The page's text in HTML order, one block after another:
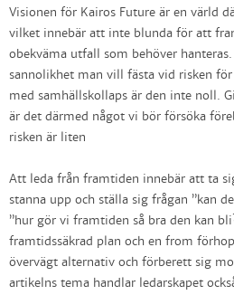
Visionen för Kairos Future är en värld
vilket innebär att inte blunda för att
obekväma utfall som behöver
sannolikhet man vill fästa vid risken
med samhällskollaps är den inte noll.
är det därmed något vi bör försöka
risken är liten
Att leda från framtiden innebär att ta
stanna upp och ställa sig frågan ”kan
”hur gör vi framtiden så bra den kan
framtidssäkrad plan och en from
övervägt alternativ och förberett sig
artikelns tema handlar ledarskapet